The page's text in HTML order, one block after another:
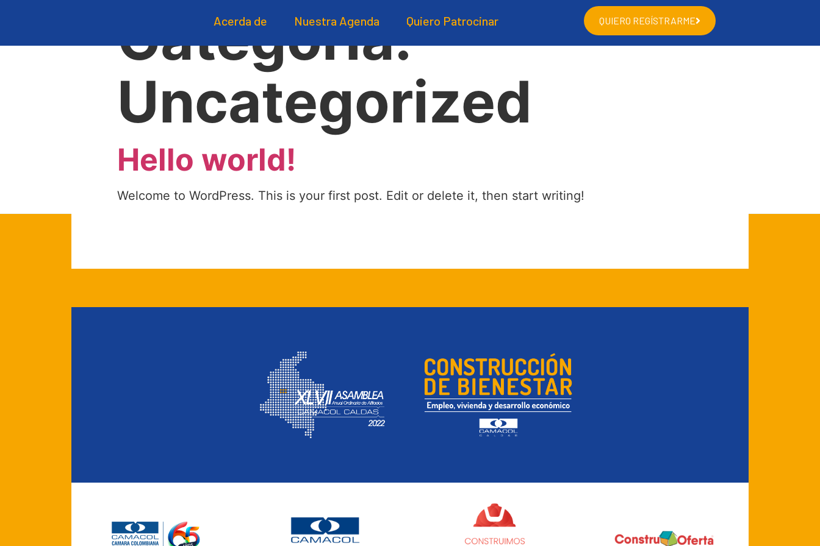
Acerda de Nuestra Agenda Quiero Patrocinar QUIERO REGÍSTRARME
Categoría:
Uncategorized
Hello world!
Welcome to WordPress. This is your first post. Edit or delete it, then start writing!